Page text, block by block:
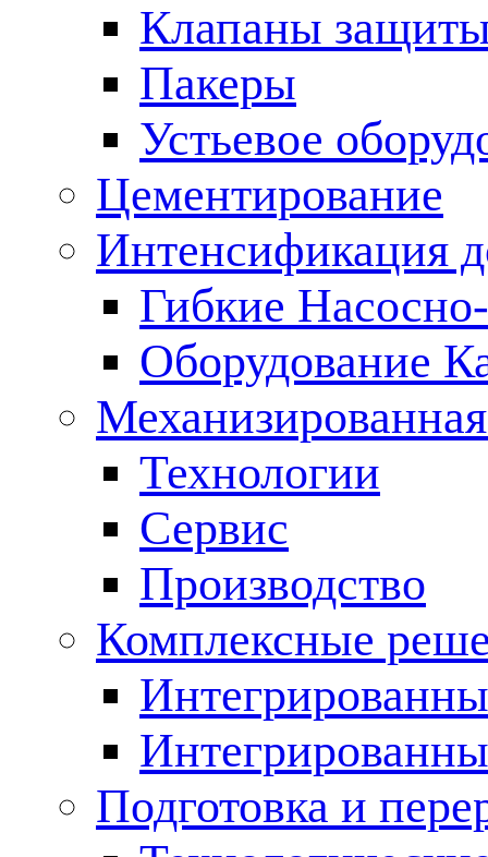
Клапаны
Пакеры
Устьевое
Цементирование
Интенсификация
Гибкие
Оборудование
Технологии
Сервис
Производство
Комплексные
Подготовка и